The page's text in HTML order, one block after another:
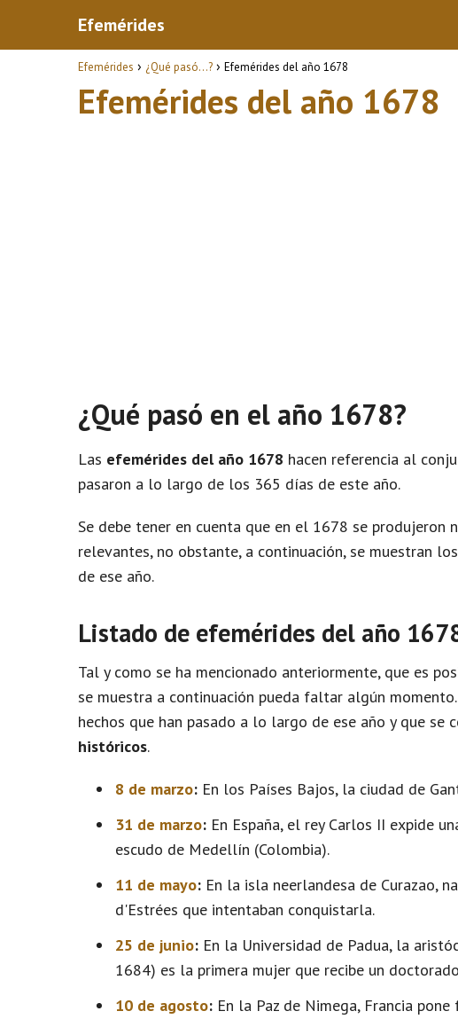
Efemérides
Efemérides ¿Qué pasó...? Efemérides del año 1678
Efemérides del año 1678
¿Qué pasó en el año 1678?
Las efemérides del año 1678 hacen referencia al
pasaron a lo largo de los 365 días de este año.
Se debe tener en cuenta que en el 1678 se produjeron
relevantes, no obstante, a continuación, se muestran
de ese año.
Listado de efemérides del año
Tal y como se ha mencionado anteriormente, que es
se muestra a continuación pueda faltar algún
hechos que han pasado a lo largo de ese año y que se
históricos.
8 de marzo: En los Países Bajos, la ciudad de
31 de marzo: En España, el rey Carlos II expide
escudo de Medellín (Colombia).
11 de mayo: En la isla neerlandesa de Curazao,
d'Estrées que intentaban conquistarla.
25 de junio: En la Universidad de Padua, la
1684) es la primera mujer que recibe un
10 de agosto: En la Paz de Nimega, Francia